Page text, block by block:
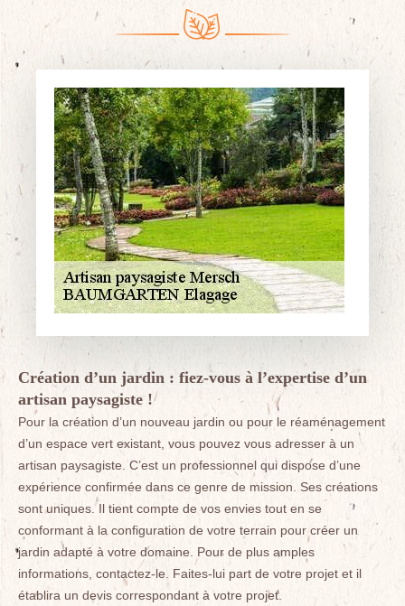
Création d’un jardin : fiez-vous à l’expertise d’un
artisan paysagiste !
Pour la création d’un nouveau jardin ou pour le réaménagement
d’un espace vert existant, vous pouvez vous adresser à un
artisan paysagiste. C’est un professionnel qui dispose d’une
expérience confirmée dans ce genre de mission. Ses créations
sont uniques. Il tient compte de vos envies tout en se
conformant à la configuration de votre terrain pour créer un
jardin adapté à votre domaine. Pour de plus amples
informations, contactez-le. Faites-lui part de votre projet et il
établira un devis correspondant à votre projet.